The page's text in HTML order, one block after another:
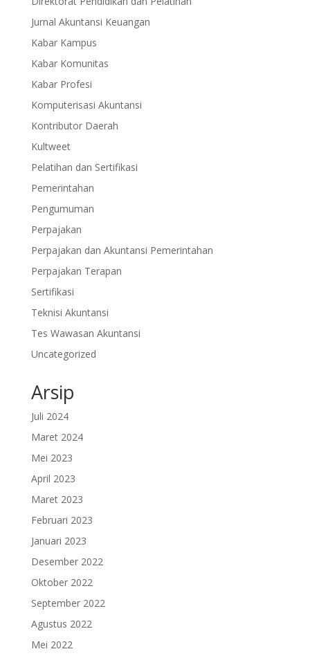
Jurnal Akuntansi Keuangan
Kabar Kampus
Kabar Komunitas
Kabar Profesi
Komputerisasi Akuntansi
Kontributor Daerah
Kultweet
Pelatihan dan Sertifikasi
Pemerintahan
Pengumuman
Perpajakan
Perpajakan dan Akuntansi Pemerintahan
Perpajakan Terapan
Sertifikasi
Teknisi Akuntansi
Tes Wawasan Akuntansi
Uncategorized
Arsip
Juli 2024
Maret 2024
Mei 2023
April 2023
Maret 2023
Februari 2023
Januari 2023
Desember 2022
Oktober 2022
September 2022
Agustus 2022
Mei 2022